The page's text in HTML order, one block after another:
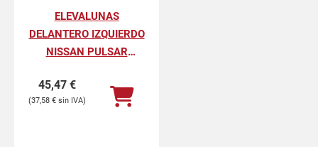
ELEVALUNAS
DELANTERO IZQUIERDO
NISSAN PULSAR
45,47 €
37,58 €